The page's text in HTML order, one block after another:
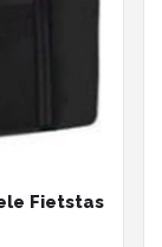
Fietstas